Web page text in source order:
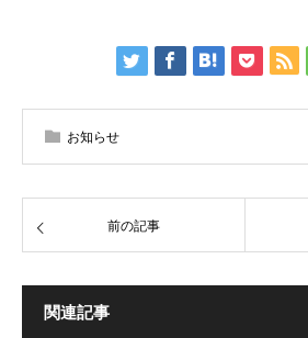
お知らせ
前の記事
関連記事